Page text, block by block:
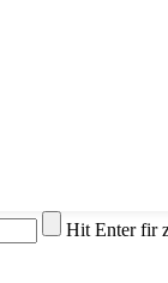
Hit Enter fir